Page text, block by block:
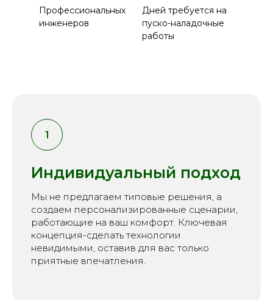
Дней требуется на
пуско-наладочные
работы
Профессиональных
инженеров
Индивидуальный подход
Мы не предлагаем типовые решения, а
создаем персонализированные сценарии,
работающие на ваш комфорт. Ключевая
концепция-сделать технологии
невидимыми, оставив для вас только
приятные впечатления.